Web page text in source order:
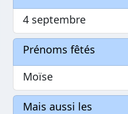
4 septembre
Prénoms fêtés
Moïse
Mais aussi les